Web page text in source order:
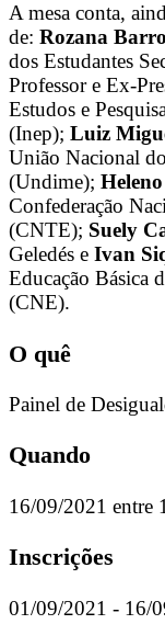
A mesa conta,
de: Rozana
dos Estudantes
Professor e Ex-
Estudos e
(Inep); Luiz
União Nacional
(Undime);
Confederação
(CNTE); Suely
Geledés e Ivan
Educação Básica
(CNE).
O quê
Painel de
Quando
16/09/2021 entre
Inscrições
01/09/2021 - 16/